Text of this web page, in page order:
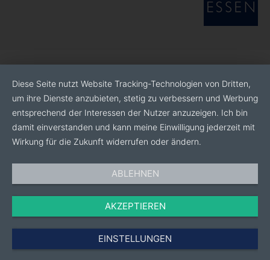
Diese Seite nutzt Website Tracking-Technologien von Dritten,
um ihre Dienste anzubieten, stetig zu verbessern und Werbung
entsprechend der Interessen der Nutzer anzuzeigen. Ich bin
damit einverstanden und kann meine Einwilligung jederzeit mit
Wirkung für die Zukunft widerrufen oder ändern.
ABLEHNEN
AKZEPTIEREN
EINSTELLUNGEN